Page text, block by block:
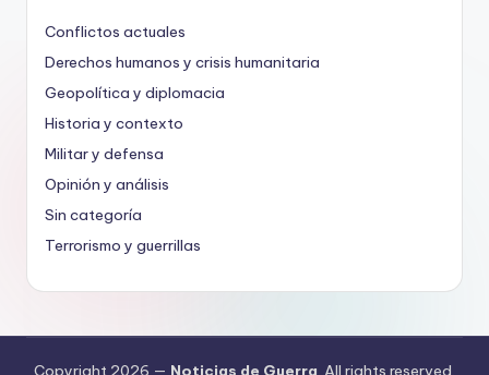
Conflictos actuales
Derechos humanos y crisis humanitaria
Geopolítica y diplomacia
Historia y contexto
Militar y defensa
Opinión y análisis
Sin categoría
Terrorismo y guerrillas